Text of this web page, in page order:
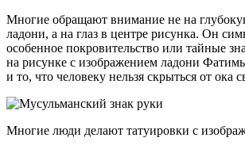
Многие обращают внимание не на
ладони, а на глаз в центре рисунка. Он
особенное покровительство или тайные
на рисунке с изображением ладони
и то, что человеку нельзя скрыться от ока
Многие люди делают татуировки с